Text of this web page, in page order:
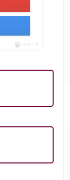
ポチップ